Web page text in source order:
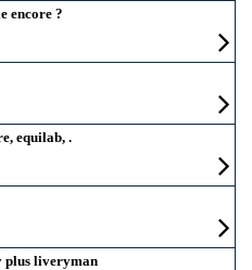
encore ?
equilab, .
plus liveryman